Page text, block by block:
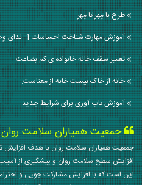
طرح با مِهر تا مِهر
آموزش مهارت شناخت احساسات 1_ندای وحی آل کمال
تعمیر سقف خانه خانواده ی کم بضاعت
خانه از خاک نیست خانه از معناست.
آموزش تاب آوری برای شرایط جدید
جمعیت همیاران سلامت روان
جمعیت همیاران سلامت روان با هدف افزایش
افزایش سطح سلامت روان و پیشگیری از آسیب
این است که با افزایش مشارکت جویی و